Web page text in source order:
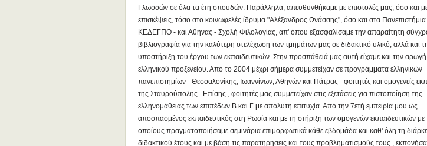
Γλωσσών σε όλα τα έτη σπουδών. Παράλληλα, απευθυνθήκαμε με επιστολές μας, όσο και με
επισκέψεις, τόσο στο κοινωφελές ίδρυμα "Αλέξανδρος Ωνάσσης", όσο και στα
ΚΕΔΕΓΠΟ - και Αθήνας - Σχολή Φιλολογίας, απ' όπου εξασφαλίσαμε την απαραίτητη
βιβλιογραφία για την καλύτερη στελέχωση των τμημάτων μας σε διδακτικό υλικό, αλλά και
υποστήριξη του έργου των εκπαιδευτικών. Στην προσπάθειά μας αυτή είχαμε και την
ελληνικού προξενείου. Από το 2004 μέχρι σήμερα συμμετείχαν σε προγράμματα ελληνικών
πανεπιστημίων - Θεσσαλονίκης, Ιωαννίνων, Αθηνών και Πάτρας - φοιτητές και ομογενείς
της Σταυρούπολης . Επίσης , φοιτητές μας συμμετείχαν στις εξετάσεις για πιστοποίηση της
ελληνομάθειας των επιπέδων Β και Γ με απόλυτη επιτυχία. Από την 7ετή εμπειρία μου ως
αποσπασμένος εκπαιδευτικός στη Ρωσία και με τη στήριξη των ομογενών εκπαιδευτικών με
οποίους πραγματοποιήσαμε σεμινάρια επιμορφωτικά κάθε εβδομάδα και καθ' όλη τη
διδακτικού έτους και με βάση τις παρατηρήσεις και τους προβληματισμούς τους ,